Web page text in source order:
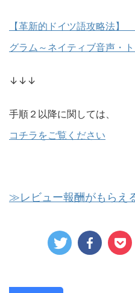
【革新的ドイツ語攻略法
グラム～ネイティブ音声・
↓↓↓
手順２以降に関しては、
コチラをご覧ください
≫レビュー報酬がもらえ